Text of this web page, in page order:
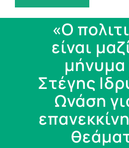
«Ο
είναι
μήνυμα
Στέγης
Ωνάση